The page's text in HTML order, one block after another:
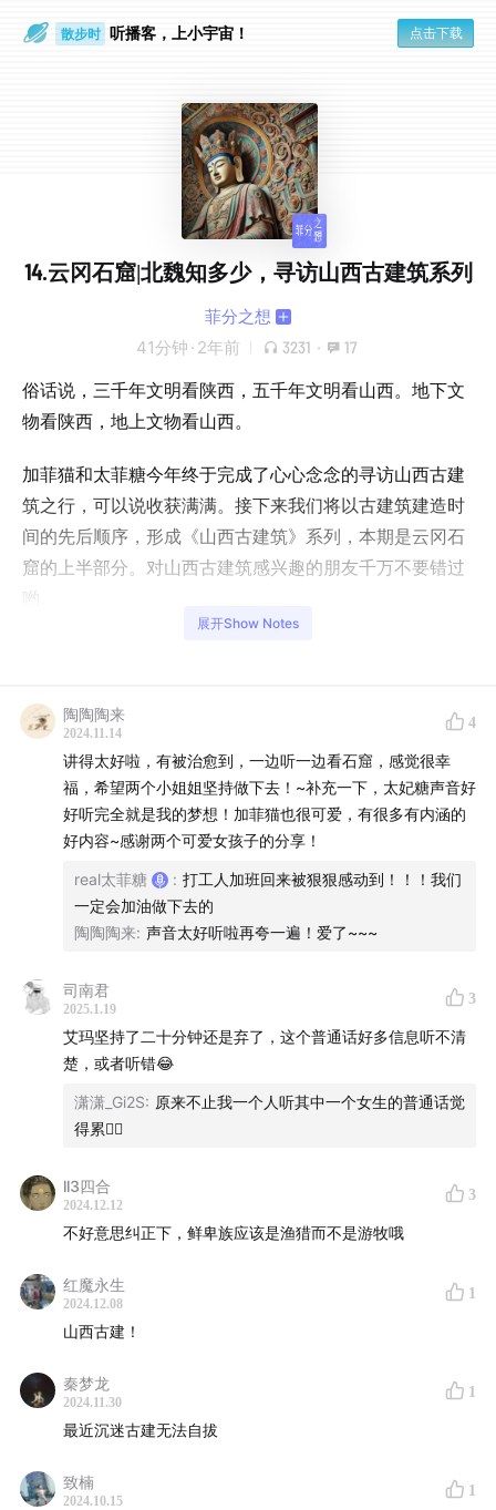
散步时 听播客，上小宇宙！ 点击下载
14.云冈石窟|北魏知多少，寻访山西古建筑系列
菲分之想
41分钟 · 2年前 3231 · 17
俗话说，三千年文明看陕西，五千年文明看山西。地下文
物看陕西，地上文物看山西。
加菲猫和太菲糖今年终于完成了心心念念的寻访山西古建
筑之行，可以说收获满满。接下来我们将以古建筑建造时
间的先后顺序，形成《山西古建筑》系列，本期是云冈石
窟的上半部分。对山西古建筑感兴趣的朋友千万不要错过
哟。
08:17 中国佛教和石窟传入的历史
云冈石窟的外观
云冈石窟原名“武州山石窟寺”
1500年前的云冈石窟：山水殿堂，烟寺相望
云冈石窟之前的北魏灭佛运动
相关内容：
云冈石窟|二佛对坐背后
龙门石窟|北魏到唐的佛影追踪
20窟露天大佛
展开Show Notes
陶陶陶来
2024.11.14
4
讲得太好啦，有被治愈到，一边听一边看石窟，感觉很幸
福，希望两个小姐姐坚持做下去！~补充一下，太妃糖声音好
好听完全就是我的梦想！加菲猫也很可爱，有很多有内涵的
好内容~感谢两个可爱女孩子的分享！
real太菲糖 : 打工人加班回来被狠狠感动到！！！我们
一定会加油做下去的
陶陶陶来: 声音太好听啦再夸一遍！爱了~~~
司南君
2025.1.19
3
艾玛坚持了二十分钟还是弃了，这个普通话好多信息听不清
楚，或者听错😂
潇潇_Gi2S: 原来不止我一个人听其中一个女生的普通话觉
得累😮‍💨
ll3四合
2024.12.12
3
不好意思纠正下，鲜卑族应该是渔猎而不是游牧哦
红魔永生
2024.12.08
1
山西古建！
秦梦龙
2024.11.30
1
最近沉迷古建无法自拔
致楠
2024.10.15
1